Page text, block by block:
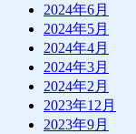
2024年6月
2024年5月
2024年4月
2024年3月
2024年2月
2023年12月
2023年9月